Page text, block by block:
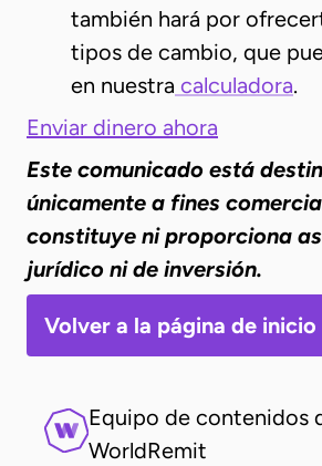
también hará por
tipos de cambio, que
en nuestra calculadora.
Enviar dinero ahora
Este comunicado está
únicamente a fines
constituye ni proporciona
jurídico ni de inversión.
Volver a la página de inicio
Equipo de contenidos
WorldRemit